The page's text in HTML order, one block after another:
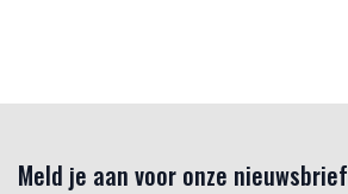
Meld je aan voor onze nieuwsbrief